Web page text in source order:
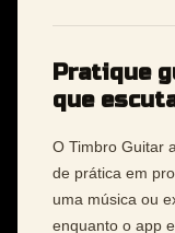
Pratique
que
O Timbro Guitar
de prática em
uma música ou
enquanto o app